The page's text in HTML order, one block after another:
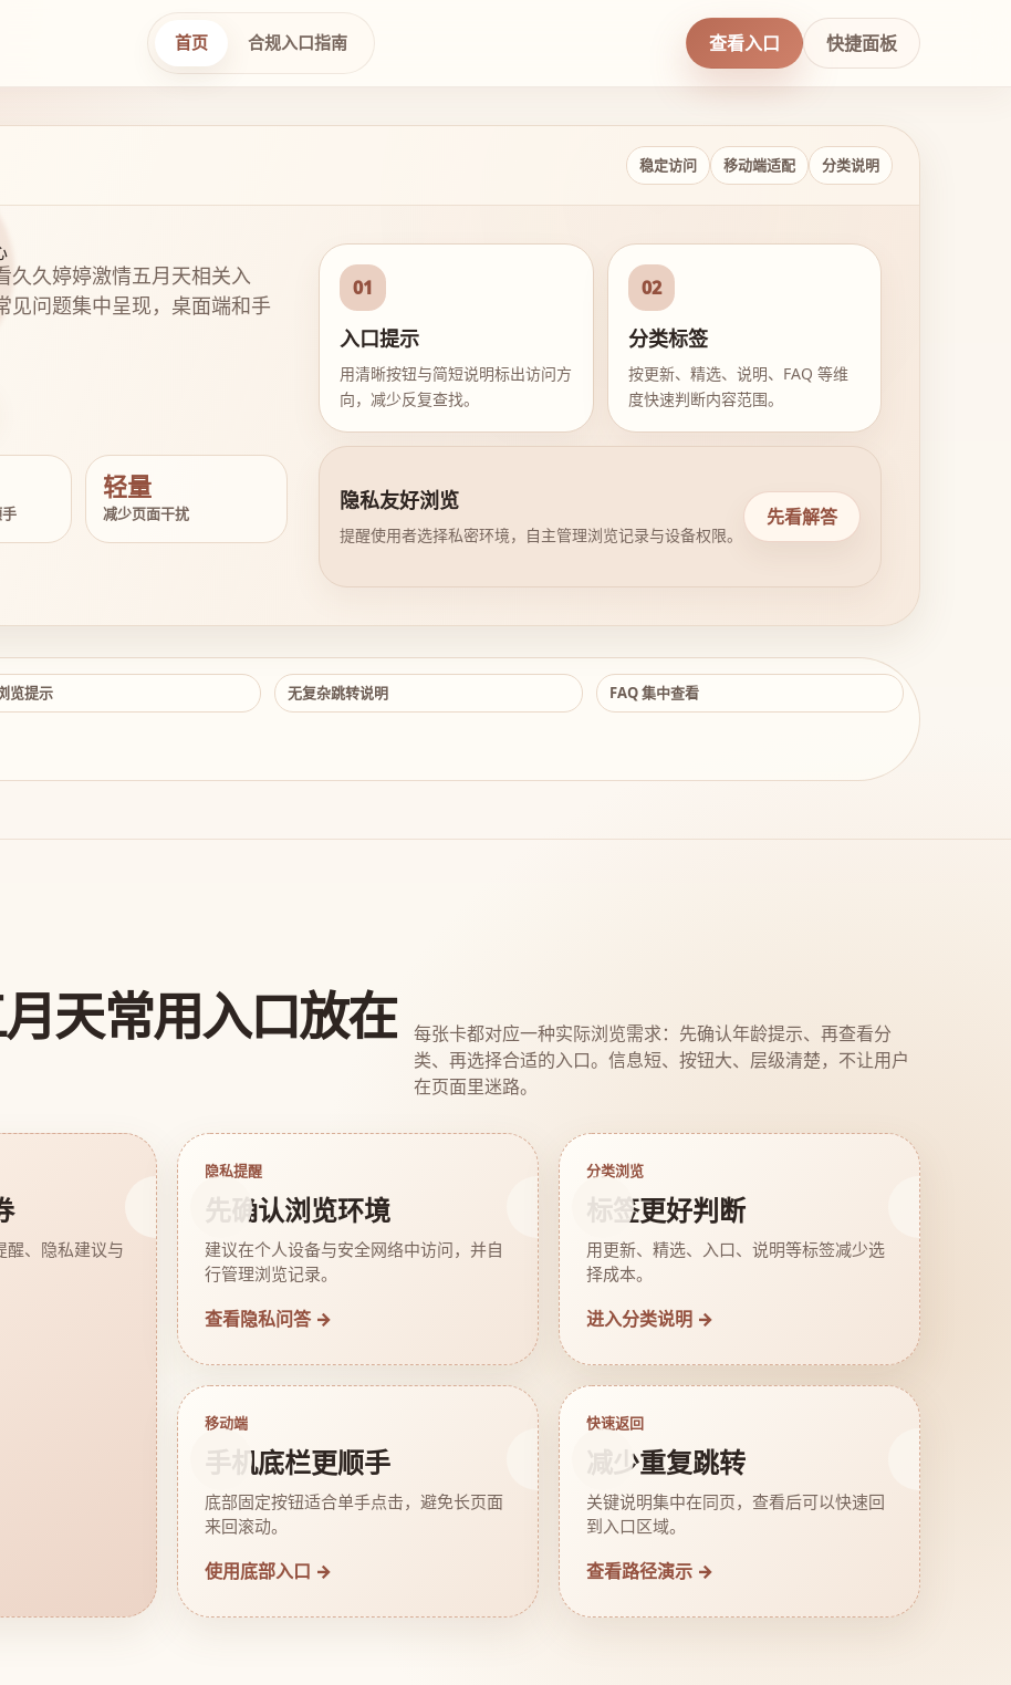
首页 合规入口指南 查看入口 快捷面板
稳定访问 移动端适配 分类说明
久久婷婷激情五月天相关入
见问题集中呈现，桌面端和手
轻量
减少页面干扰
01
入口提示
用清晰按钮与简短说明标出访问方
向，减少反复查找。
02
分类标签
按更新、精选、说明、FAQ 等维
度快速判断内容范围。
隐私友好浏览
提醒使用者选择私密环境，自主管理浏览记录与设备权限。
先看解答
览提示 无复杂跳转说明 FAQ 集中查看
天常用入口放在
每张卡都对应一种实际浏览需求：先确认年龄提示、再查看分
类、再选择合适的入口。信息短、按钮大、层级清楚，不让用户
在页面里迷路。
醒、隐私建议与
隐私提醒
先确认浏览环境
建议在个人设备与安全网络中访问，并自
行管理浏览记录。
查看隐私问答 →
分类浏览
标签更好判断
用更新、精选、入口、说明等标签减少选
择成本。
进入分类说明 →
移动端
手机底栏更顺手
底部固定按钮适合单手点击，避免长页面
来回滚动。
使用底部入口 →
快速返回
减少重复跳转
关键说明集中在同页，查看后可以快速回
到入口区域。
查看路径演示 →